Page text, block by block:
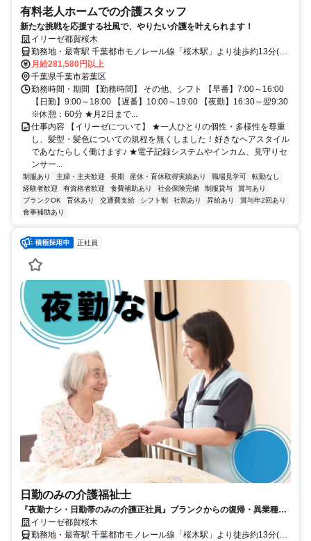
有料老人ホームでの介護スタッフ
新たな挑戦を応援する社風で、やりたい介護を叶えられます！
イリーゼ都賀桜木
勤務地・最寄駅 千葉都市モノレール線「桜木駅」より徒歩約13分(約
1.0kｍ) ※車通勤OK
月給281,580円以上
千葉県千葉市若葉区
勤務時間・期間 【勤務時間】 その他、シフト 【早番】7:00～16:00
【日勤】9:00～18:00 【遅番】10:00～19:00 【夜勤】16:30～翌9:30
※休憩：60分 ★月2日まで...
仕事内容 【イリーゼについて】 ★一人ひとりの個性・多様性を尊重
し、髪型・髪色についての規程を無くしました！好きなヘアスタイル
であなたらしく働けます♪ ★電子記録システムやインカム、見守りセ
ンサー...
制服あり 主婦・主夫歓迎 長期 産休・育休取得実績あり 職場見学可
転勤なし
経験者歓迎
有資格者歓迎 食費補助あり 社会保険完備 制服貸与
賞与あり
ブランクOK
育休あり 交通費支給 シフト制 社割あり 昇給あり
賞与年2回あり
食事補助あり
正社員
日勤のみの介護福祉士
『夜勤ナシ・日勤帯のみの介護正社員』ブランクからの復帰・異業種か
らの転職も大歓迎です！
イリーゼ都賀桜木
勤務地・最寄駅 千葉都市モノレール線「桜木駅」より徒歩約13分(約